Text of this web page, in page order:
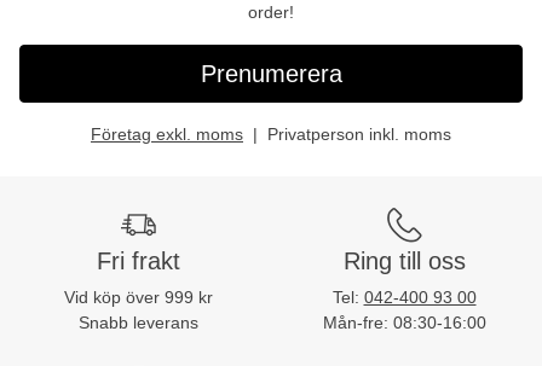
order!
Prenumerera
Företag exkl. moms Privatperson inkl. moms
Fri frakt
Vid köp över 999 kr
Snabb leverans
Ring till oss
Tel: 042-400 93 00
Mån-fre: 08:30-16:00